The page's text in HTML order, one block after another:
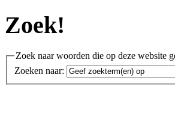
Zoek!
Zoek naar woorden die op deze website
Zoeken naar: